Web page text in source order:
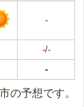
-
-/-
-
の予想です。